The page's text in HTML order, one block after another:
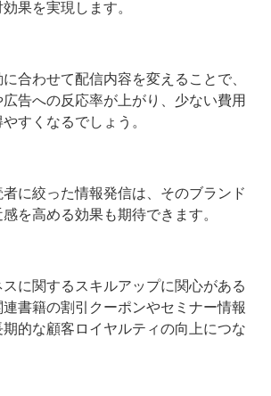
果を実現します。
合わせて配信内容を変えることで、
広告への反応率が上がり、少ない費用
すくなるでしょう。
に絞った情報発信は、そのブランド
を高める効果も期待できます。
に関するスキルアップに関心がある
書籍の割引クーポンやセミナー情報
的な顧客ロイヤルティの向上につな